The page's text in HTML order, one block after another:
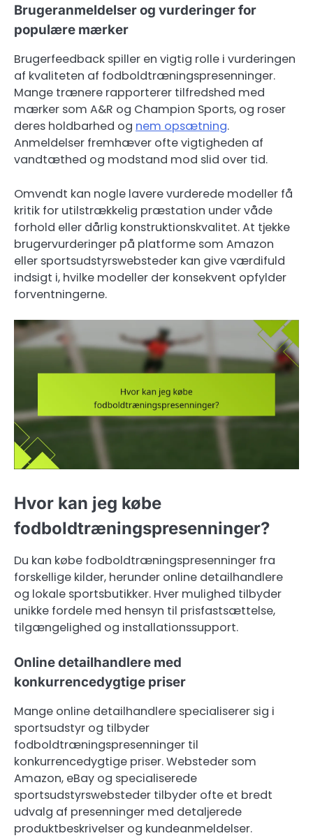
Brugeranmeldelser og vurderinger for
populære mærker
Brugerfeedback spiller en vigtig rolle i vurderingen
af kvaliteten af fodboldtræningspresenninger.
Mange trænere rapporterer tilfredshed med
mærker som A&R og Champion Sports, og roser
deres holdbarhed og nem opsætning.
Anmeldelser fremhæver ofte vigtigheden af
vandtæthed og modstand mod slid over tid.
Omvendt kan nogle lavere vurderede modeller få
kritik for utilstrækkelig præstation under våde
forhold eller dårlig konstruktionskvalitet. At tjekke
brugervurderinger på platforme som Amazon
eller sportsudstyrswebsteder kan give værdifuld
indsigt i, hvilke modeller der konsekvent opfylder
forventningerne.
Hvor kan jeg købe
fodboldtræningspresenninger?
Du kan købe fodboldtræningspresenninger fra
forskellige kilder, herunder online detailhandlere
og lokale sportsbutikker. Hver mulighed tilbyder
unikke fordele med hensyn til prisfastsættelse,
tilgængelighed og installationssupport.
Online detailhandlere med
konkurrencedygtige priser
Mange online detailhandlere specialiserer sig i
sportsudstyr og tilbyder
fodboldtræningspresenninger til
konkurrencedygtige priser. Websteder som
Amazon, eBay og specialiserede
sportsudstyrswebsteder tilbyder ofte et bredt
udvalg af presenninger med detaljerede
produktbeskrivelser og kundeanmeldelser.